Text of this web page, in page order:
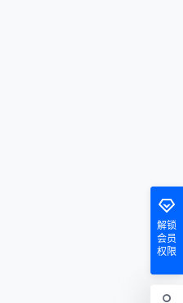
解锁
会员
权限